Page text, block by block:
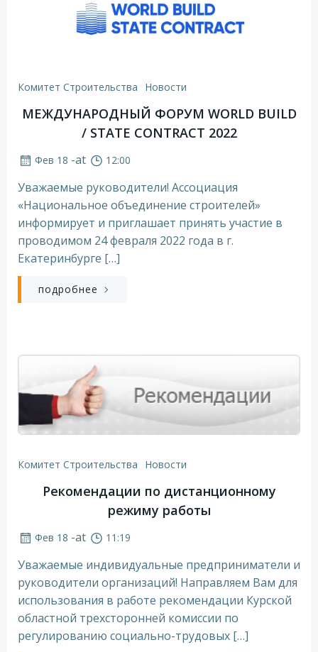
Комитет Строительства Новости
МЕЖДУНАРОДНЫЙ ФОРУМ WORLD BUILD
/ STATE CONTRACT 2022
Фев 18 -at 12:00
Уважаемые руководители! Ассоциация
«Национальное объединение строителей»
информирует и приглашает принять участие в
проводимом 24 февраля 2022 года в г.
Екатеринбурге […]
подробнее
Комитет Строительства Новости
Рекомендации по дистанционному
режиму работы
Фев 18 -at 11:19
Уважаемые индивидуальные предприниматели и
руководители организаций! Направляем Вам для
использования в работе рекомендации Курской
областной трехсторонней комиссии по
регулированию социально-трудовых […]